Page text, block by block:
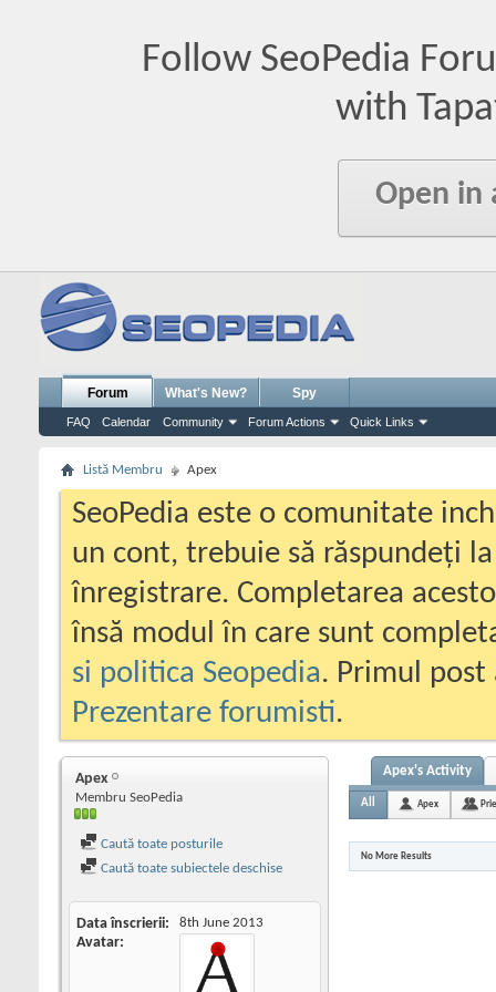
Follow SeoPedia
with
Open in
Forum
FAQ Calendar Community Forum Actions Quick Links
What's New? Spy
Listă Membru Apex
SeoPedia este o comunitate
un cont, trebuie să răspundeți
înregistrare. Completarea
însă modul în care sunt
si politica Seopedia. Primul
Prezentare forumisti.
Apex
Membru SeoPedia
Caută toate posturile
Caută toate subiectele deschise
Data înscrierii 8th June 2013
Avatar
Apex's Activity
All Apex
No More Results